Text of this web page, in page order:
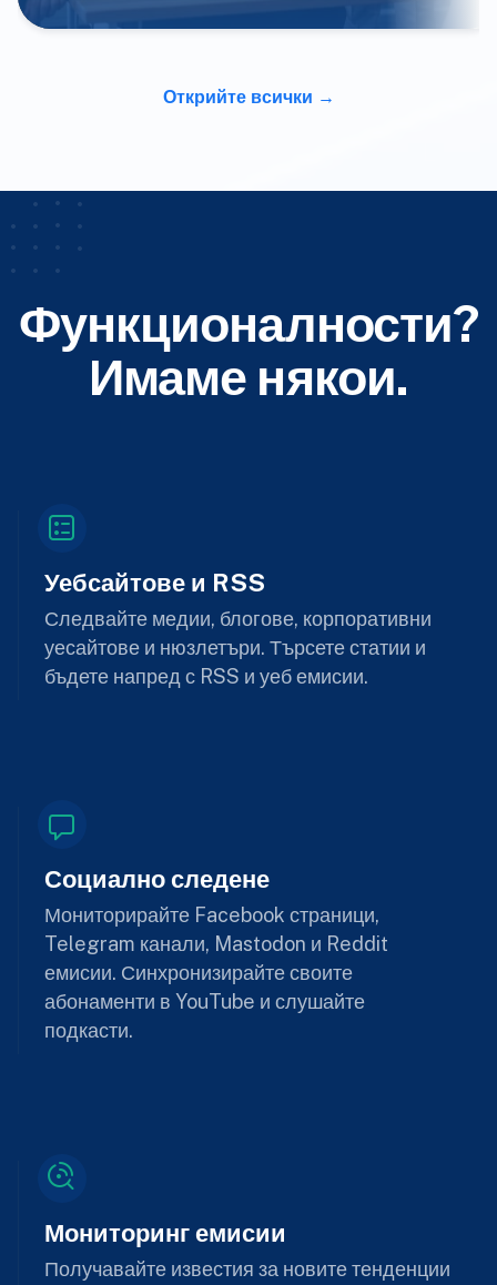
Открийте всички
Функционалности?
Имаме някои.
Уебсайтове и RSS
Следвайте медии, блогове, корпоративни
уесайтове и нюзлетъри. Търсете статии и
бъдете напред с RSS и уеб емисии.
Социално следене
Мониторирайте Facebook страници,
Telegram канали, Mastodon и Reddit
емисии. Синхронизирайте своите
абонаменти в YouTube и слушайте
подкасти.
Мониторинг емисии
Получавайте известия за новите тенденции